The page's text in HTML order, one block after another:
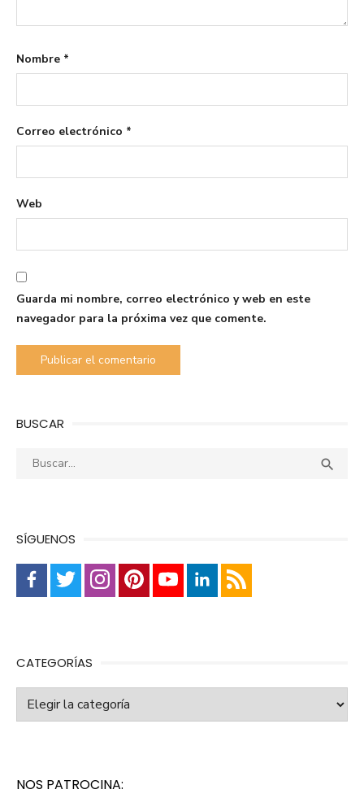
Nombre *
Correo electrónico *
Web
Guarda mi nombre, correo electrónico y web en este
navegador para la próxima vez que comente.
BUSCAR
Buscar: 
SÍGUENOS
CATEGORÍAS
Categorías
NOS PATROCINA: